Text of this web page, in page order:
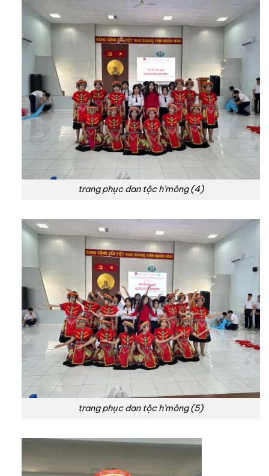
trang phục dan tộc h’mông (4)
trang phục dan tộc h’mông (5)